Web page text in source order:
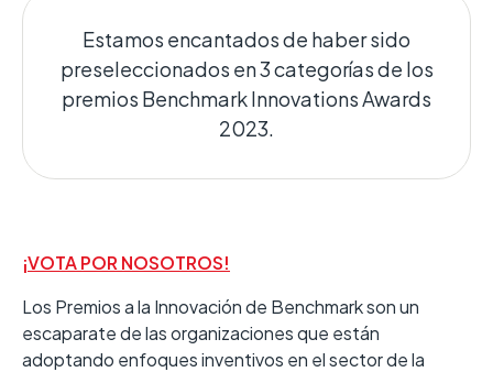
Estamos encantados de haber sido
preseleccionados en 3 categorías de los
premios Benchmark Innovations Awards
2023.
¡VOTA POR NOSOTROS!
Los Premios a la Innovación de Benchmark son un
escaparate de las organizaciones que están
adoptando enfoques inventivos en el sector de la